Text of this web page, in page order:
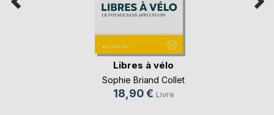
Libres à vélo
Sophie Briand Collet
18,90 € Livre